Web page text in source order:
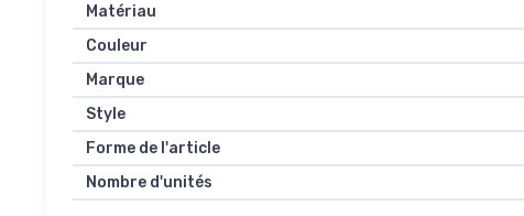
Matériau
Couleur
Marque
Style
Forme de l'article
Nombre d'unités